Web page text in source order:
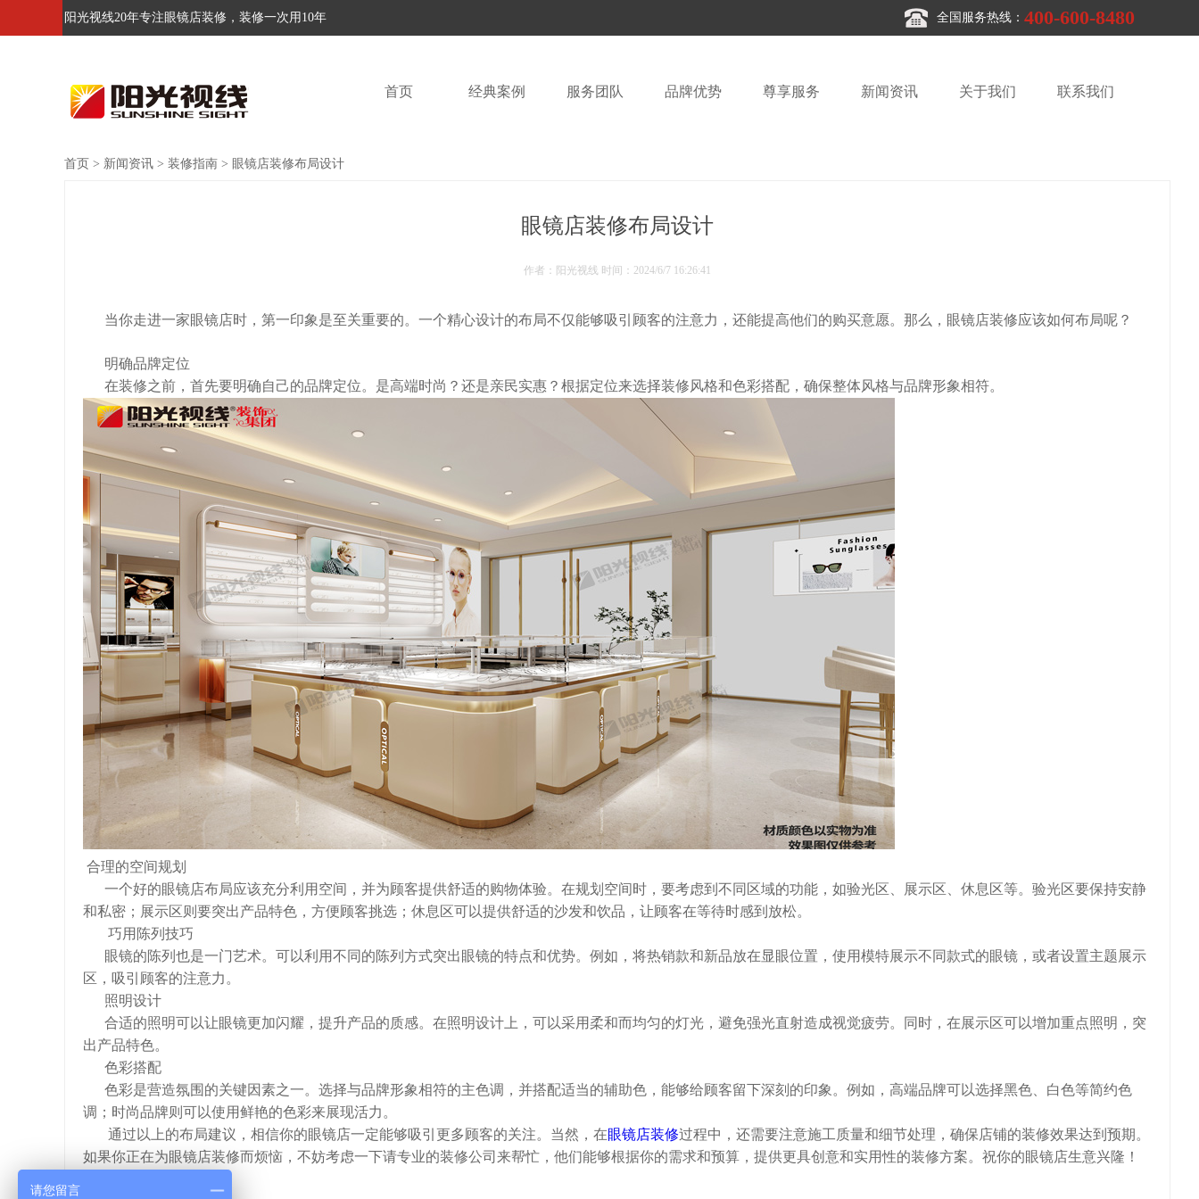
阳光视线20年专注眼镜店装修，装修一次用10年 全国服务热线： 400-600-8480
首页 经典案例 服务团队 品牌优势 尊享服务 新闻资讯 关于我们 联系我们
首页 > 新闻资讯 > 装修指南 > 眼镜店装修布局设计
眼镜店装修布局设计
作者：阳光视线 时间： 2024/6/7 16:26:41
当你走进一家眼镜店时，第一印象是至关重要的。一个精心设计的布局不仅能够吸引顾客的注意力，还能提高他们的购买意愿。那么，眼镜店装修应该如何布局呢？
明确品牌定位
在装修之前，首先要明确自己的品牌定位。是高端时尚？还是亲民实惠？根据定位来选择装修风格和色彩搭配，确保整体风格与品牌形象相符。
合理的空间规划
一个好的眼镜店布局应该充分利用空间，并为顾客提供舒适的购物体验。在规划空间时，要考虑到不同区域的功能，如验光区、展示区、休息区等。验光区要保持安静
和私密；展示区则要突出产品特色，方便顾客挑选；休息区可以提供舒适的沙发和饮品，让顾客在等待时感到放松。
巧用陈列技巧
眼镜的陈列也是一门艺术。可以利用不同的陈列方式突出眼镜的特点和优势。例如，将热销款和新品放在显眼位置，使用模特展示不同款式的眼镜，或者设置主题展示
区，吸引顾客的注意力。
照明设计
合适的照明可以让眼镜更加闪耀，提升产品的质感。在照明设计上，可以采用柔和而均匀的灯光，避免强光直射造成视觉疲劳。同时，在展示区可以增加重点照明，突
出产品特色。
色彩搭配
色彩是营造氛围的关键因素之一。选择与品牌形象相符的主色调，并搭配适当的辅助色，能够给顾客留下深刻的印象。例如，高端品牌可以选择黑色、白色等简约色
调；时尚品牌则可以使用鲜艳的色彩来展现活力。
通过以上的布局建议，相信你的眼镜店一定能够吸引更多顾客的关注。当然，在眼镜店装修过程中，还需要注意施工质量和细节处理，确保店铺的装修效果达到预期。
如果你正在为眼镜店装修而烦恼，不妨考虑一下请专业的装修公司来帮忙，他们能够根据你的需求和预算，提供更具创意和实用性的装修方案。祝你的眼镜店生意兴隆！
请您留言